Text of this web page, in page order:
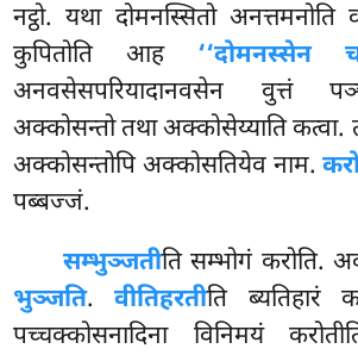
नट्ठो. यथा दोमनस्सितो
कुपितोति आह ‘‘दोमनस्सेन
अनवसेसपरियादानवसेन वुत्तं
अक्कोसन्तो तथा अक्कोसेय्याति
अक्कोसन्तोपि अक्कोसतियेव नाम.
पब्बज्जं.
सम्भुञ्जतीति सम्भोगं करोति.
भुञ्जति.वीतिहरतीति ब्यतिहारं
पच्चक्कोसनादिना विनिमयं